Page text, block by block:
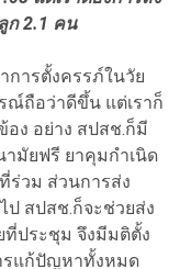
ก 2.1 คน
การตั้งครรภ์ในวัย
ณ์ถือว่าดีขึ้น แต่เราก็
อง อย่าง สปสช.ก็มี
มัยฟรี ยาคุมกำเนิด
ร่วม ส่วนการส่ง
ป สปสช.ก็จะช่วยส่ง
ที่ประชุม จึงมีมติตั้ง
รแก้ปัญหาทั้งหมด